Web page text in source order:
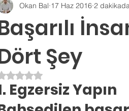
Hiperaktivite Anne-Baba
TYT-AYT
PDR Rehberlik
Şey
Okan Bal 17 Haz 2016 2
5 üzerinden NaN yıldız
Egzersiz Yapın